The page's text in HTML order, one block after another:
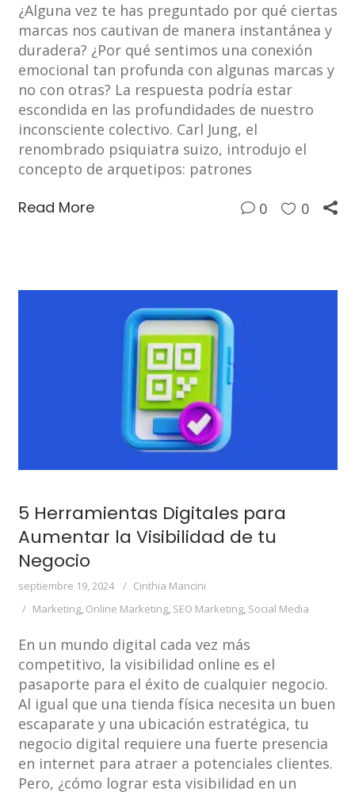
¿Alguna vez te has preguntado por qué ciertas
marcas nos cautivan de manera instantánea y
duradera? ¿Por qué sentimos una conexión
emocional tan profunda con algunas marcas y
no con otras? La respuesta podría estar
escondida en las profundidades de nuestro
inconsciente colectivo. Carl Jung, el
renombrado psiquiatra suizo, introdujo el
concepto de arquetipos: patrones
Read More 0 0
5 Herramientas Digitales para
Aumentar la Visibilidad de tu
Negocio
septiembre 19, 2024
Cinthia Mancini
Marketing, Online Marketing, SEO Marketing, Social Media
En un mundo digital cada vez más
competitivo, la visibilidad online es el
pasaporte para el éxito de cualquier negocio.
Al igual que una tienda física necesita un buen
escaparate y una ubicación estratégica, tu
negocio digital requiere una fuerte presencia
en internet para atraer a potenciales clientes.
Pero, ¿cómo lograr esta visibilidad en un